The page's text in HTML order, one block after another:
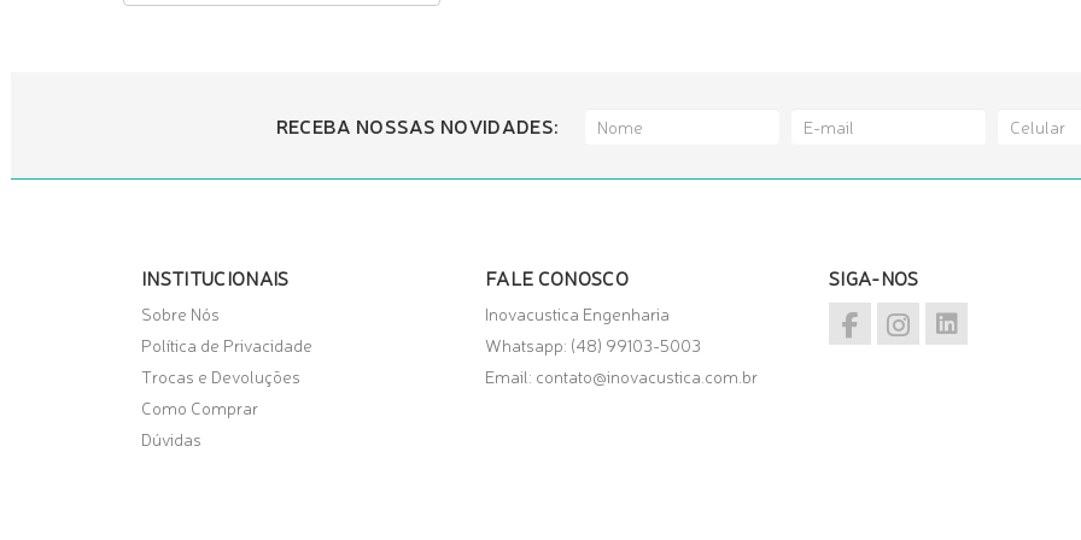
RECEBA NOSSAS NOVIDADES:
INSTITUCIONAIS
Sobre Nós
Política de Privacidade
Trocas e Devoluções
Como Comprar
Dúvidas
FALE CONOSCO
Inovacustica Engenharia
Whatsapp: (48) 99103-5003
Email: contato@inovacustica.com.br
SIGA-NOS